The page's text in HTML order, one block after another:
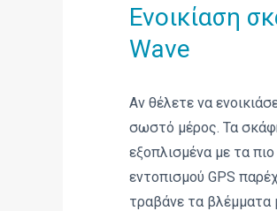
Ενοικίαση
Wave
Αν θέλετε να
σωστό μέρος. Τα
εξοπλισμένα με τα
εντοπισμού GPS
τραβάνε τα βλέμματα